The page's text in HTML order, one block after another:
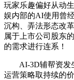
玩家乐趣偏好从动
娱内部的AI使用曾
沉构、弄法形态改
属于上市公司股东
的需求进行连系！
AI-3D辅帮资发生
运营策略取持续的